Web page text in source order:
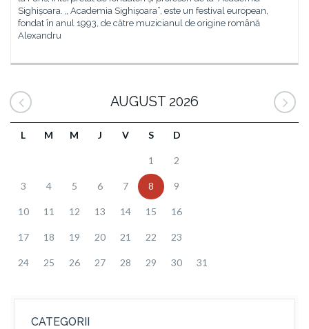
Sighișoara. „ Academia Sighișoara”, este un festival european,
fondat în anul 1993, de către muzicianul de origine română
Alexandru
AUGUST 2026
L M M J V S D
1 2
3 4 5 6 7 8 9
10 11 12 13 14 15 16
17 18 19 20 21 22 23
24 25 26 27 28 29 30 31
CATEGORII